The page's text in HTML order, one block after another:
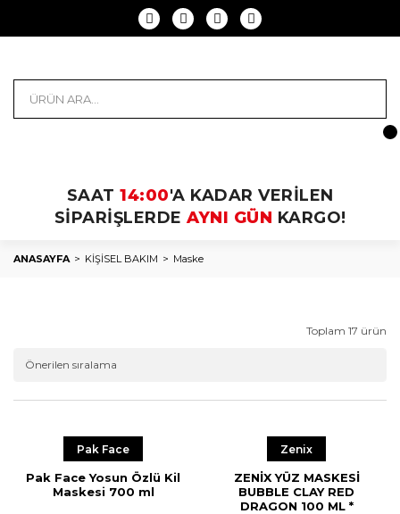
SAAT 14:00'A KADAR VERİLEN
SİPARİŞLERDE AYNI GÜN KARGO!
ANASAYFA KİŞİSEL BAKIM Maske
Toplam 17 ürün
Pak Face
Pak Face Yosun Özlü Kil
Maskesi 700 ml
Zenix
ZENİX YÜZ MASKESİ
BUBBLE CLAY RED
DRAGON 100 ML *